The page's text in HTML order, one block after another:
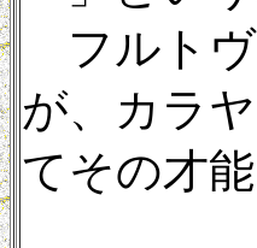
フルトヴ
が、カラ
てその才